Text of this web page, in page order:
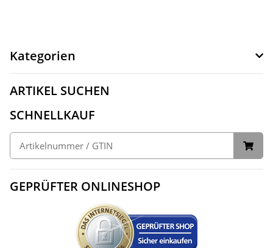
Kategorien
ARTIKEL SUCHEN
SCHNELLKAUF
GEPRÜFTER ONLINESHOP